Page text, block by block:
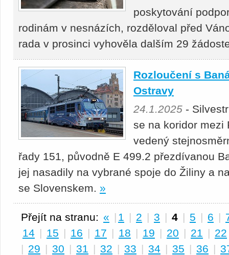
poskytování
rodinám v nesnázích, rozděloval před
rada v prosinci vyhověla dalším 29
Rozloučení s
Ostravy
24.1.2025 -
se na koridor mezi
vedený
řady 151, původně E 499.2 přezdívanou
jej nasadily na vybrané spoje do Žiliny a
se Slovenskem. »
Přejít na stranu: « | 1 | 2 | 3 | 4 | 5 | 6 |
14 | 15 | 16 | 17 | 18 | 19 | 20 | 21 | 22
| 29 | 30 | 31 | 32 | 33 | 34 | 35 | 36 |